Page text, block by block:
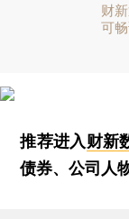
财
可
推荐进入财新
债券、公司人